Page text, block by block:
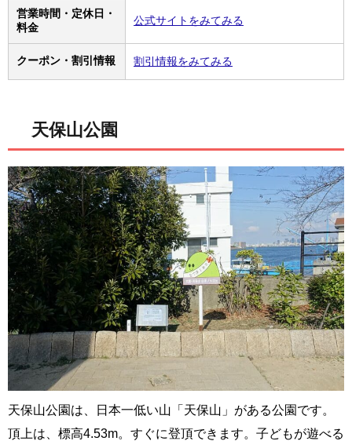
営業時間・定休日・
料金
公式サイトをみてみる
クーポン・割引情報 割引情報をみてみる
天保山公園
天保山公園は、日本一低い山「天保山」がある公園です。
頂上は、標高4.53m。すぐに登頂できます。子どもが遊べる